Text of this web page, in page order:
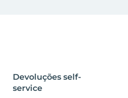
Devoluções self-
service